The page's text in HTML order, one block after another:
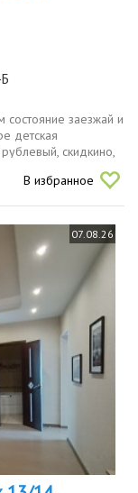
состояние заезжай и
детская
скидкино,
о просмотре
В избранное
07.08.26